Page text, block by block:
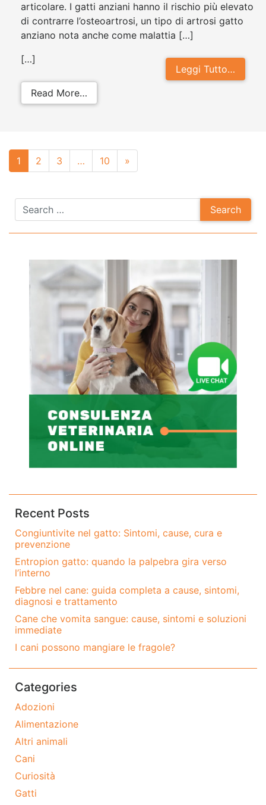
articolare. I gatti anziani hanno il rischio più elevato
di contrarre l’osteoartrosi, un tipo di artrosi gatto
anziano nota anche come malattia […]
Leggi Tutto…
[…]
Read More…
Posts
navigation
1 2 3 … 10 »
Recent Posts
Congiuntivite nel gatto: Sintomi, cause, cura e
prevenzione
Entropion gatto: quando la palpebra gira verso
l’interno
Febbre nel cane: guida completa a cause, sintomi,
diagnosi e trattamento
Cane che vomita sangue: cause, sintomi e soluzioni
immediate
I cani possono mangiare le fragole?
Categories
Adozioni
Alimentazione
Altri animali
Cani
Curiosità
Gatti